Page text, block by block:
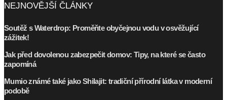
NEJNOVĚJŠÍ ČLÁNKY
Soutěž s Waterdrop: Proměňte obyčejnou vodu v osvěžující
zážitek!
Jak před dovolenou zabezpečit domov: Tipy, na které se často
zapomíná
Mumio známé také jako Shilajit: tradiční přírodní látka v moderní
podobě